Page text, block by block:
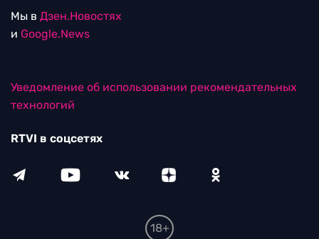
Мы в Дзен.Новостях
и Google.News
Уведомление об использовании рекомендательных
технологий
RTVI в соцсетях
18+